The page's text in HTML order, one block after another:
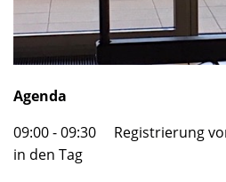
Agenda
09:00 - 09:30 Registrierung
in den Tag